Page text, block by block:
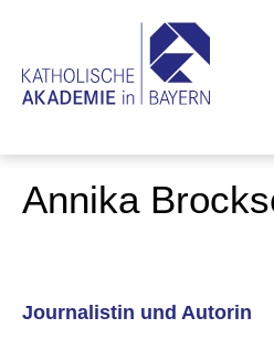
Annika
Journalistin und Autorin